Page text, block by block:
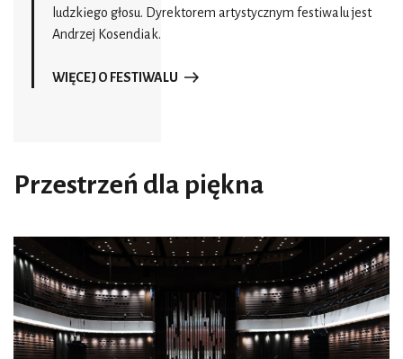
ludzkiego głosu. Dyrektorem artystycznym festiwalu jest
Andrzej Kosendiak.
WIĘCEJ O FESTIWALU
Przestrzeń dla piękna